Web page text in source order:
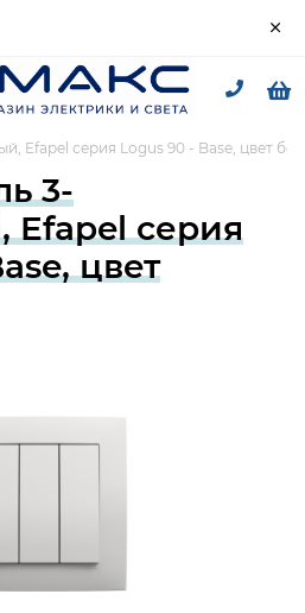
Efapel серия Logus 90 - Base, цвет
3-
серия
цвет